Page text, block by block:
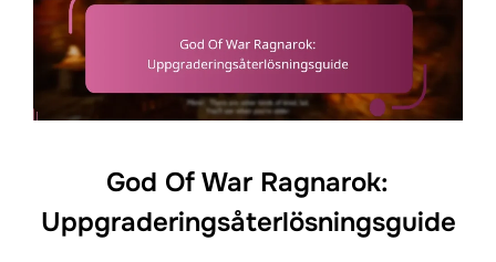
God Of War Ragnarok:
Uppgraderingsåterlösningsguide